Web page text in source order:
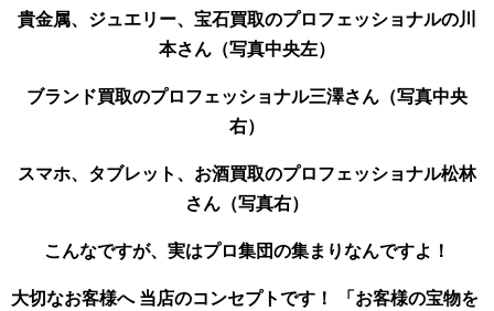
貴金属、ジュエリー、宝石買取のプロフェッショナルの川
本さん（写真中央左）
ブランド買取のプロフェッショナル三澤さん（写真中央
右）
スマホ、タブレット、お酒買取のプロフェッショナル松林
さん（写真右）
こんなですが、実はプロ集団の集まりなんですよ！
大切なお客様へ 当店のコンセプトです！
「お客様の宝物を